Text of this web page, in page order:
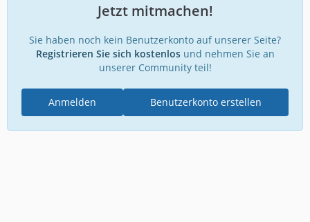
Jetzt mitmachen!
Sie haben noch kein Benutzerkonto auf unserer Seite?
Registrieren Sie sich kostenlosund nehmen Sie an
unserer Community teil!
Benutzerkonto erstellen
Anmelden